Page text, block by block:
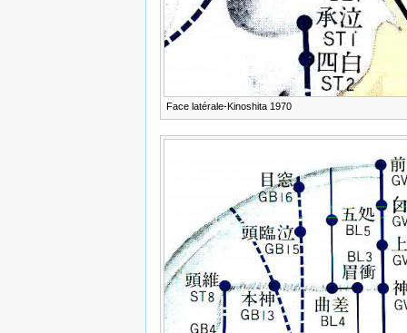
Face latérale-Kinoshita 1970